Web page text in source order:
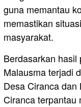
guna memantau
memastikan
masyarakat.
Berdasarkan hasil
Malausma terjadi
Desa Ciranca
Ciranca terpantau